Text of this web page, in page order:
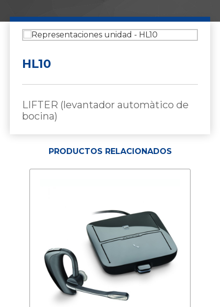
HL10
LIFTER (levantador automàtico de
bocina)
PRODUCTOS RELACIONADOS